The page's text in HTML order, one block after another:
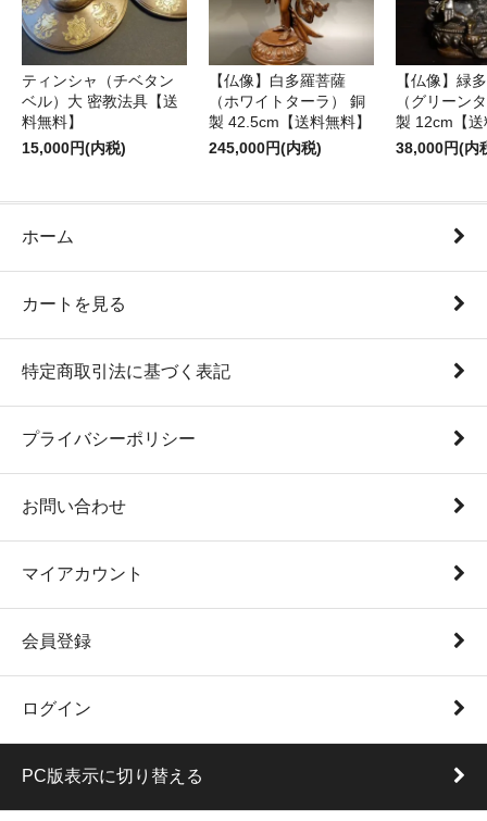
ティンシャ（チベタン
ベル）大 密教法具【送
料無料】
15,000円(内税)
【仏像】白多羅菩薩
（ホワイトターラ） 銅
製 42.5cm【送料無料】
245,000円(内税)
【仏像】緑
（グリーン
製 12cm【
38,000円(内
ホーム
カートを見る
特定商取引法に基づく表記
プライバシーポリシー
お問い合わせ
マイアカウント
会員登録
ログイン
PC版表示に切り替える